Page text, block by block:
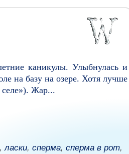
каникулы. Улыбнулась и
на базу на озере. Хотя лучше
селе»). Жар...
,ласки, сперма, сперма в рот,